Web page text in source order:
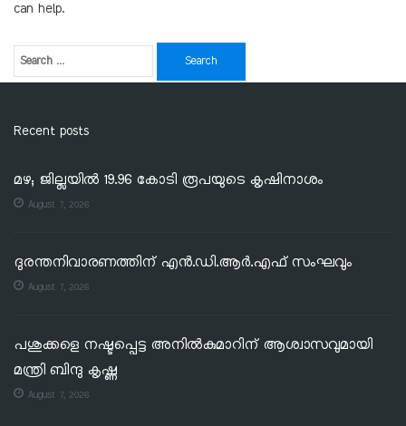
can help.
Recent posts
മഴ; ജില്ലയില്‍ 19.96 കോടി രൂപയുടെ കൃഷിനാശം
August 7, 2026
ദുരന്തനിവാരണത്തിന് എൻ.ഡി.ആർ.എഫ് സംഘവും
August 7, 2026
പശുക്കളെ നഷ്ടപ്പെട്ട അനിൽകുമാറിന് ആശ്വാസവുമായി
മന്ത്രി ബിന്ദു കൃഷ്ണ
August 7, 2026